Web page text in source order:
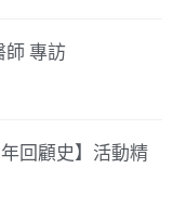
師 專訪
回顧史】活動精